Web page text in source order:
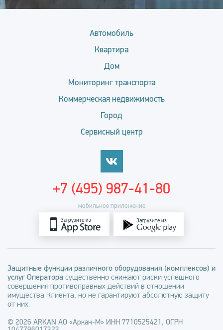
Автомобиль
Квартира
Дом
Мониторинг транспорта
Коммерческая недвижимость
Город
Сервисный центр
мобильное приложение
Загрузите из Загрузите из
+7 (495) 987-41-80
Защитные функции различного оборудования (комплексов) и
услуг Оператора существенно снижают риски успешного
совершения противоправных действий в отношении
имущества Клиента, но не гарантируют абсолютную защиту
от них.
© 2026 ARKAN АО «Аркан-М» ИНН 7710525421, ОГРН